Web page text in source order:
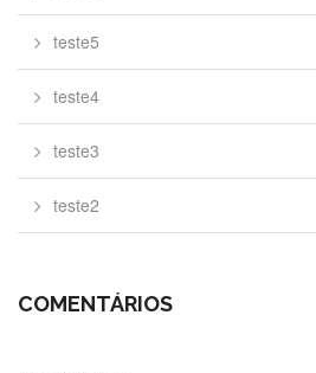
teste5
teste4
teste3
teste2
COMENTÁRIOS